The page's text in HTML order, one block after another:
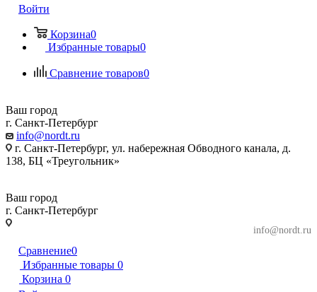
Войти
Корзина0
Избранные товары0
Сравнение товаров0
Ваш город
г. Санкт-Петербург
info@nordt.ru
г. Санкт-Петербург, ул. набережная Обводного канала, д.
138, БЦ «Треугольник»
Ваш город
г. Санкт-Петербург
info@nordt.ru
Сравнение0
Избранные товары 0
Корзина 0